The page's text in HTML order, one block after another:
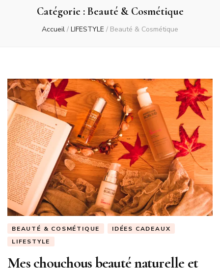
Catégorie :Beauté & Cosmétique
Accueil / LIFESTYLE / Beauté & Cosmétique
BEAUTÉ & COSMÉTIQUE
IDÉES CADEAUX
LIFESTYLE
Mes chouchous beauté naturelle et